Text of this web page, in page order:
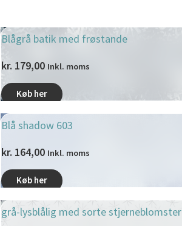
Blågrå batik med frøstande
kr. 179,00 Inkl. moms
Køb her
Blå shadow 603
kr. 164,00 Inkl. moms
Køb her
grå-lysblålig med sorte stjerneblomster